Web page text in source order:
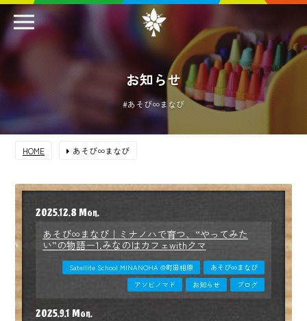
お知らせ
#あそび∞まなび
HOME あそび∞まなび
2025.12.8 Mon.
あそび∞まなび｜ミナノハで育つ、“やってみた
い”の物語ー1.みなのはカフェwithクマ
Satellite School MINANOHA @町田相原
あそび∞まなび
アソビノマド
お知らせ ブログ
2025.9.1 Mon.